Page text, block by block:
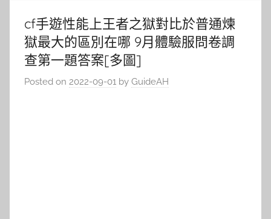
cf手遊性能上王者之獄對比於普通煉
獄最大的區別在哪 9月體驗服問卷調
查第一題答案[多圖]
Posted on 2022-09-01 by GuideAH